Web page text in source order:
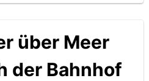
über Meer
der Bahnhof